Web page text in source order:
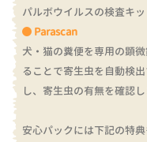
パルボウイルスの検査キ
Parascan
犬・猫の糞便を専用の顕
ることで寄生虫を自動検
し、寄生虫の有無を確認し
安心パックには下記の特典